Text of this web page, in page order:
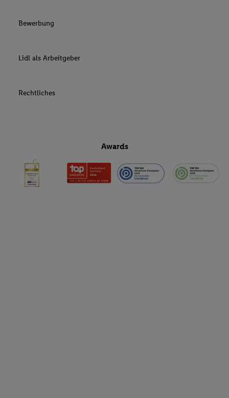
Bewerbung
Lidl als Arbeitgeber
Rechtliches
Awards